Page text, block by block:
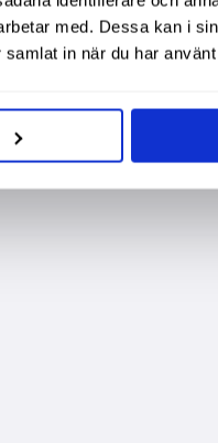
med. Dessa kan i
in när du har